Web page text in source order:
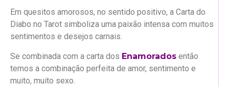
Em quesitos amorosos, no sentido positivo, a Carta do
Diabo no Tarot simboliza uma paixão intensa com muitos
sentimentos e desejos carnais.
Se combinada com a carta dos Enamorados então
temos a combinação perfeita de amor, sentimento e
muito, muito sexo.